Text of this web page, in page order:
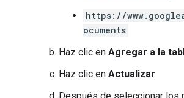
https://
ocuments
Haz clic en Agregar a la
Haz clic en Actualizar.